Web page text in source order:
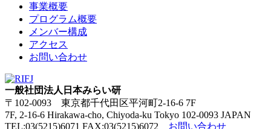
事業概要
プログラム概要
メンバー構成
アクセス
お問い合わせ
一般社団法人日本みらい研
〒102-0093 東京都千代田区平河町2-16-6 7F
7F, 2-16-6 Hirakawa-cho, Chiyoda-ku Tokyo 102-0093 JAPAN
TEL:03(5215)6071 FAX:03(5215)6072 お問い合わせ